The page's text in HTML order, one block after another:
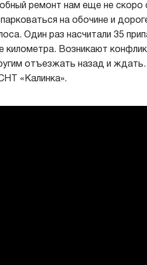
ремонт нам еще не
на обочине и
Один раз насчитали 35
километра. Возникают
отъезжать назад и
«Калинка».